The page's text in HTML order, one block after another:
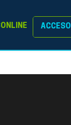
ONLINE ACCESO